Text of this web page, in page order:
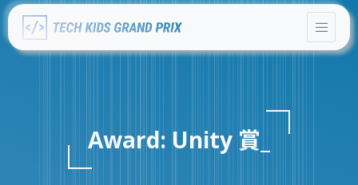
Award: Unity 賞